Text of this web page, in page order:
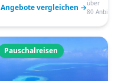
Angebote vergleichen →über
80
Pauschalreisen